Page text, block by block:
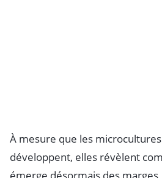
À mesure que les
développent, elles révèlent